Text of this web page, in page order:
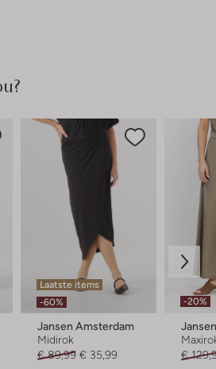
Laatste items
-60%
Jansen Amsterdam
Midirok
€ 89,99 € 35,99
-20%
€